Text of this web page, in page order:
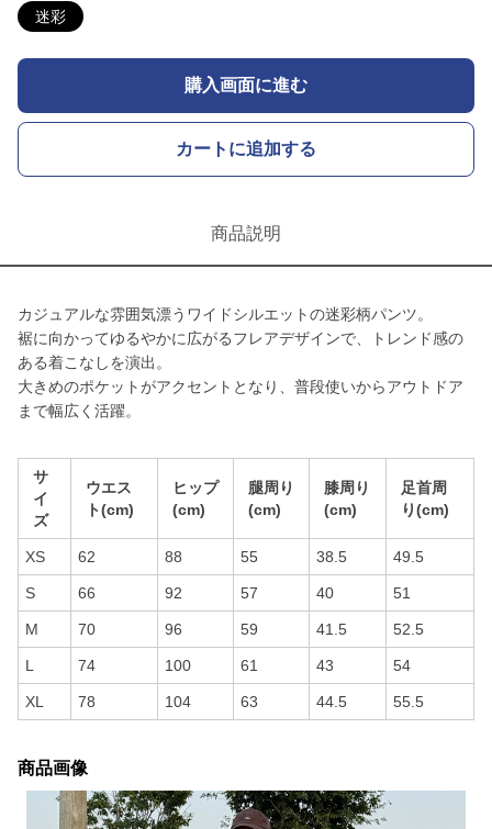
迷彩
購入画面に進む
カートに追加する
商品説明
カジュアルな雰囲気漂うワイドシルエットの迷彩柄パンツ。
裾に向かってゆるやかに広がるフレアデザインで、トレンド感の
ある着こなしを演出。
大きめのポケットがアクセントとなり、普段使いからアウトドア
まで幅広く活躍。
サ
イ
ズ
ウエス
ト(cm)
ヒップ
(cm)
腿周り
(cm)
膝周り
(cm)
足首周
り(cm)
XS 62 88 55 38.5 49.5
S 66 92 57 40 51
M 70 96 59 41.5 52.5
L 74 100 61 43 54
XL 78 104 63 44.5 55.5
商品画像